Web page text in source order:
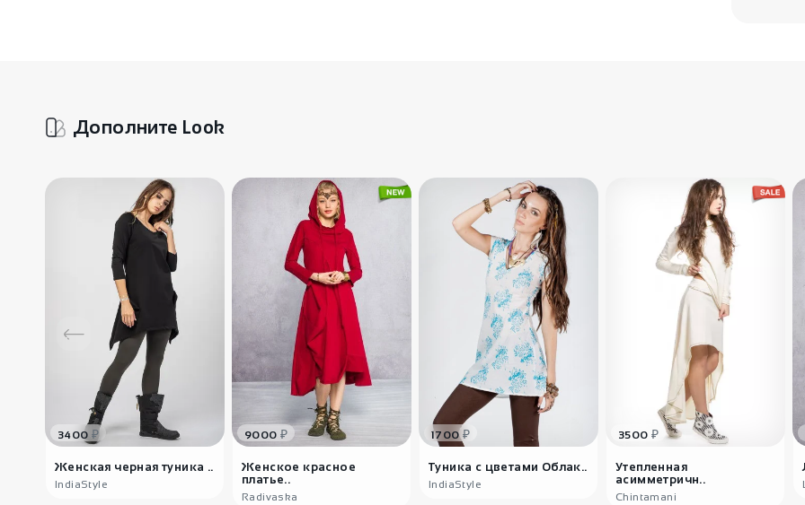
Дополните Look
3400 ₽
Женская черная туника ..
IndiaStyle
9000 ₽
Женское красное
платье..
Radivaska
1700₽
Туника с цветами Облак..
IndiaStyle
3500 ₽
Утепленная
асимметричн..
Chintamani